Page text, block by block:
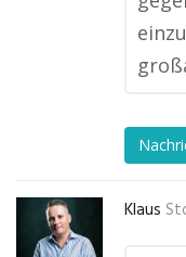
Klaus